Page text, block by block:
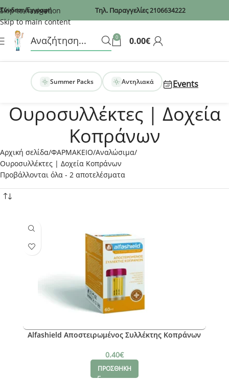
Recaptcha
Skip to navigation
Skip to main content
Σύνδεση/Εγγραφή Τηλ. Παραγγελίες2106634222
0 0.00€
Summer Packs Αντηλιακά Events
Ουροσυλλέκτες | Δοχεία
Κοπράνων
Αρχική σελίδα ΦΑΡΜΑΚΕΙΟ Αναλώσιμα
Ουροσυλλέκτες | Δοχεία Κοπράνων
Προβάλλονται όλα - 2 αποτελέσματα
Alfashield Αποστειρωμένος Συλλέκτης Κοπράνων
0.40€
ΠΡΟΣΘΗΚΗ